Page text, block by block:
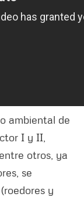
ambiental de
I y II,
otros, ya
se
y